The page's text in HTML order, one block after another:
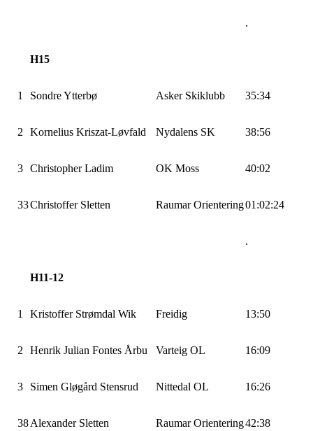
.
H15
1 Sondre Ytterbø Asker Skiklubb 35:34
2 Kornelius Kriszat-Løvfald Nydalens SK 38:56
3 Christopher Ladim OK Moss 40:02
33Christoffer Sletten Raumar Orientering01:02:24
.
H11-12
1 Kristoffer Strømdal Wik Freidig 13:50
2 Henrik Julian Fontes Årbu Varteig OL 16:09
3 Simen Gløgård Stensrud Nittedal OL 16:26
38Alexander Sletten Raumar Orientering42:38